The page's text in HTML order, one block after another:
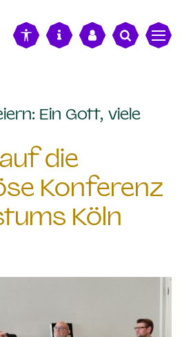
Ein Gott, viele
die
Konferenz
Köln